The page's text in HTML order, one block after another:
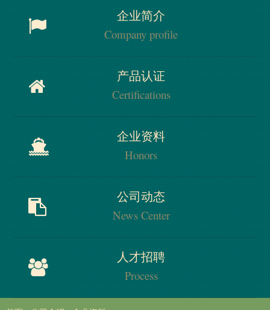
企业简介
Company profile
Company profile
产品认证
Certifications
产品认证
Certifications
企业资料
Honors
企业资料
Honors
公司动态
News Center
公司动态
News Center
人才招聘
Process